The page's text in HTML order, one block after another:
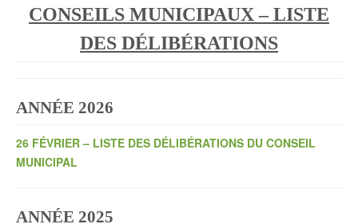
CONSEILS MUNICIPAUX – LISTE
DES DÉLIBÉRATIONS
ANNÉE 2026
26 FÉVRIER – LISTE DES DÉLIBÉRATIONS DU CONSEIL
MUNICIPAL
ANNÉE 2025